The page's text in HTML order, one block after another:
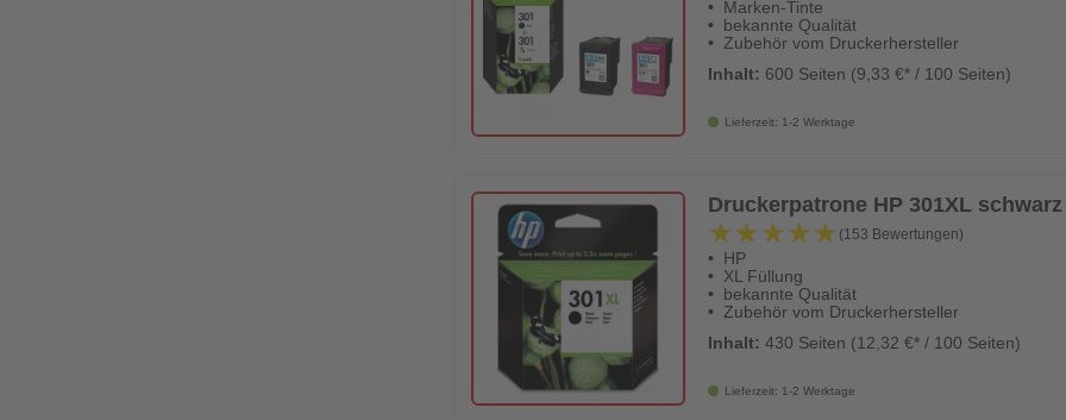
Marken-Tinte
bekannte Qualität
Zubehör vom Druckerhersteller
Inhalt: 600 Seiten (9,33 €* / 100 Seiten)
Lieferzeit: 1-2 Werktage
Druckerpatrone HP 301XL
★★★★★
★★★★★ (153 Bewertungen)
HP
XL Füllung
bekannte Qualität
Zubehör vom Druckerhersteller
Inhalt:430 Seiten (12,32 €* / 100 Seiten)
Lieferzeit: 1-2 Werktage